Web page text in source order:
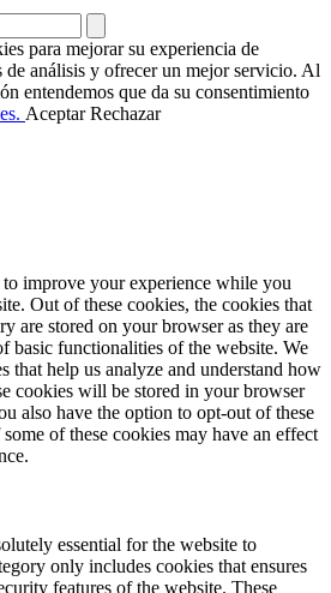
para mejorar su experiencia de
de análisis y ofrecer un mejor servicio. Al
entendemos que da su consentimiento
Aceptar Rechazar
improve your experience while you
Out of these cookies, the cookies that
are stored on your browser as they are
basic functionalities of the website. We
that help us analyze and understand how
cookies will be stored in your browser
also have the option to opt-out of these
of these cookies may have an effect
essential for the website to
only includes cookies that ensures
features of the website. These